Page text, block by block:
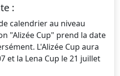
:
calendrier au niveau
"Alizée Cup" prend la date
L'Alizée Cup aura
et la Lena Cup le 21 juillet